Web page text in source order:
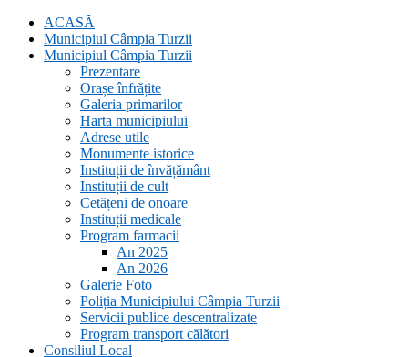
ACASĂ
Municipiul Câmpia Turzii
Municipiul Câmpia Turzii
Prezentare
Orașe înfrățite
Galeria primarilor
Harta municipiului
Adrese utile
Monumente istorice
Instituții de învățământ
Instituții de cult
Cetățeni de onoare
Instituții medicale
Program farmacii
An 2025
An 2026
Galerie Foto
Poliția Municipiului Câmpia Turzii
Servicii publice descentralizate
Program transport călători
Consiliul Local